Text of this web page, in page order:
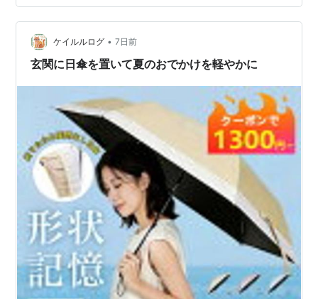
滑りを防ぐゴルフシューズとゴルフグローブ ゴルフコー
スデビューの持ち物で女性に必要なものは？ ゴルフ持ち
物女子チェックリストの重要アイテム 紫…
ケイルルログ • 7日前
玄関に日傘を置いて夏のおでかけを軽やかに